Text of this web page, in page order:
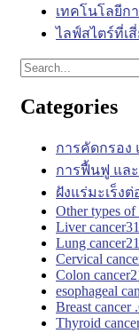
เทคโนโลยีก
ไลฟ์สไตร์ที่เสี่
Categories
การคัดกรอง
การฟื้นฟู แล
ฝังแร่มะเร็ง
Other types of
Liver cancer31
Lung cancer21
Cervical
Colon cancer
esophageal
Breast cancer .
Thyroid